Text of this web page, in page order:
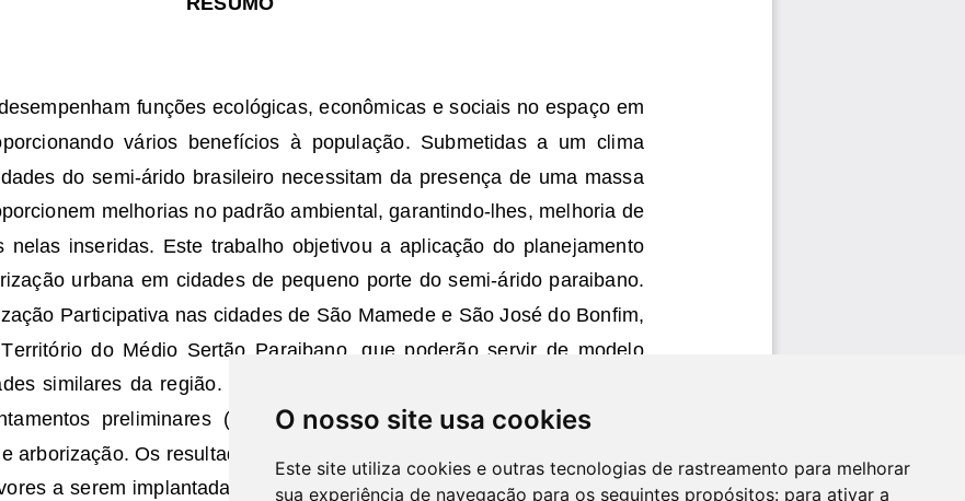
O nosso site usa cookies
Este site utiliza cookies e outras tecnologias de rastreamento para melhorar
sua experiência de navegação para os seguintes propósitos: para ativar a